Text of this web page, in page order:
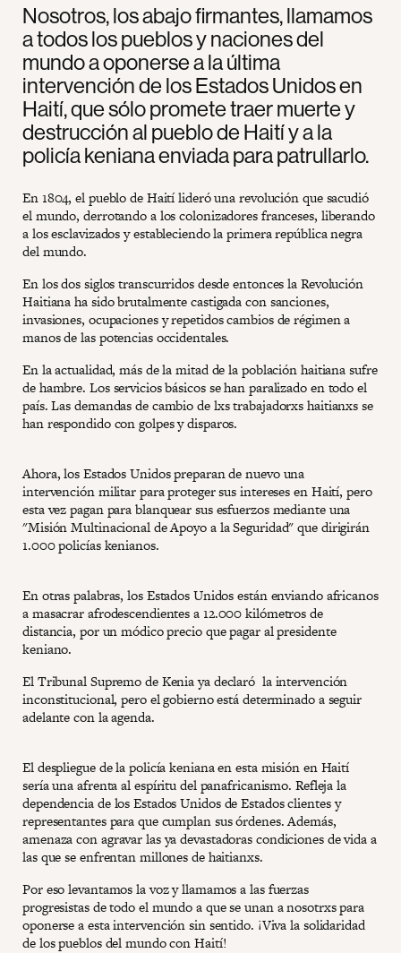
Nosotros, los abajo firmantes, llamamos
a todos los pueblos y naciones del
mundo a oponerse a la última
intervención de los Estados Unidos en
Haití, que sólo promete traer muerte y
destrucción al pueblo de Haití y a la
policía keniana enviada para patrullarlo.
En 1804, el pueblo de Haití lideró una revolución que sacudió
el mundo, derrotando a los colonizadores franceses, liberando
a los esclavizados y estableciendo la primera república negra
del mundo.
En los dos siglos transcurridos desde entonces la Revolución
Haitiana ha sido brutalmente castigada con sanciones,
invasiones, ocupaciones y repetidos cambios de régimen a
manos de las potencias occidentales.
En la actualidad, más de la mitad de la población haitiana sufre
de hambre. Los servicios básicos se han paralizado en todo el
país. Las demandas de cambio de lxs trabajadorxs haitianxs se
han respondido con golpes y disparos.
Ahora, los Estados Unidos preparan de nuevo una
intervención militar para proteger sus intereses en Haití, pero
esta vez pagan para blanquear sus esfuerzos mediante una
"Misión Multinacional de Apoyo a la Seguridad" que dirigirán
1.000 policías kenianos.
En otras palabras, los Estados Unidos están enviando africanos
a masacrar afrodescendientes a 12.000 kilómetros de
distancia, por un módico precio que pagar al presidente
keniano.
El Tribunal Supremo de Kenia ya declaró la intervención
inconstitucional, pero el gobierno está determinado a seguir
adelante con la agenda.
El despliegue de la policía keniana en esta misión en Haití
sería una afrenta al espíritu del panafricanismo. Refleja la
dependencia de los Estados Unidos de Estados clientes y
representantes para que cumplan sus órdenes. Además,
amenaza con agravar las ya devastadoras condiciones de vida a
las que se enfrentan millones de haitianxs.
Por eso levantamos la voz y llamamos a las fuerzas
progresistas de todo el mundo a que se unan a nosotrxs para
oponerse a esta intervención sin sentido. ¡Viva la solidaridad
de los pueblos del mundo con Haití!